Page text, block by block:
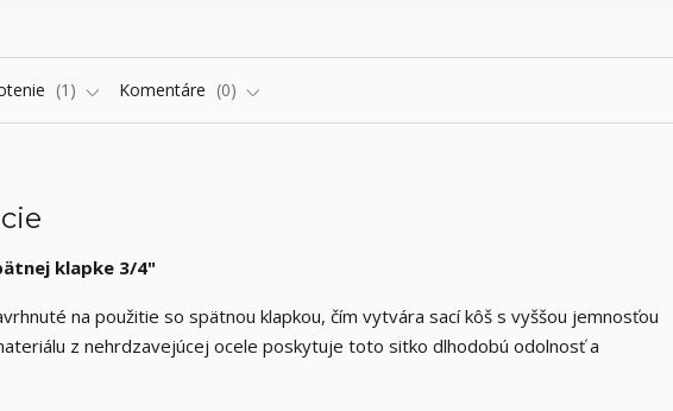
1 Komentáre 0
klapke 3/4"
na použitie so spätnou klapkou, čím vytvára sací kôš s vyššou jemnosťou
z nehrdzavejúcej ocele poskytuje toto sitko dlhodobú odolnosť a